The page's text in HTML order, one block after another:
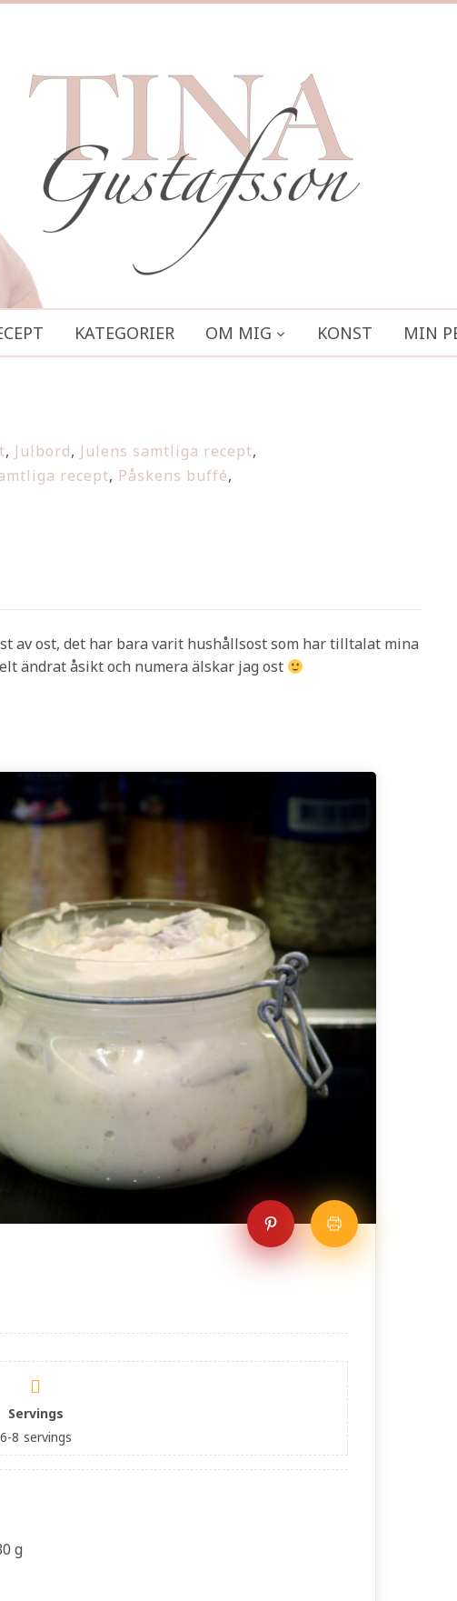
KATEGORIER OM MIG KONST MIN
, Julbord, Julens samtliga recept,
recept, Påskens buffé,
av ost, det har bara varit hushållsost som har tilltalat mina
ändrat åsikt och numera älskar jag ost
Servings
6-8 servings
g